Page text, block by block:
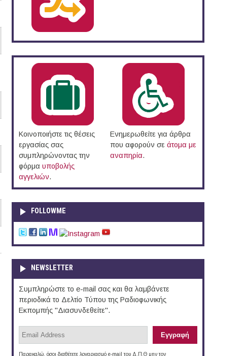
Κοινοποιήστε τις θέσεις
εργασίας σας
συμπληρώνοντας την
φόρμα υποβολής
αγγελιών.
Ενημερωθείτε για άρθρα
που αφορούν σε άτομα με
αναπηρία.
FOLLOWME
NEWSLETTER
Συμπληρώστε το e-mail σας και θα λαμβάνετε
περιοδικά το Δελτίο Τύπου της Ραδιοφωνικής
Εκπομπής "Διασυνδεθείτε".
Παρακαλώ, όσοι διαθέτετε λογαριασμό e-mail του Δ.Π.Θ μην τον